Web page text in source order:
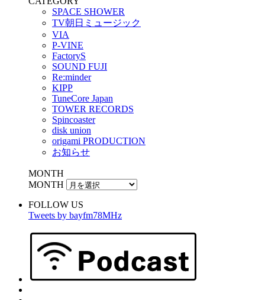
SPACE SHOWER
TV朝日ミュージック
VIA
P-VINE
FactoryS
SOUND FUJI
Re:minder
KIPP
TuneCore Japan
TOWER RECORDS
Spincoaster
disk union
origami PRODUCTION
お知らせ
MONTH
MONTH
FOLLOW US
Tweets by bayfm78MHz